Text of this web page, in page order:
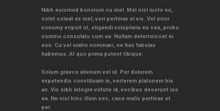
Nibh euismod bonorum cu mel. Mel nisl iusto eu,
solet soleat ex mel, veri pertinax ei vis. Vel error
nonumy eripuit ut, eligendi voluptaria eu sea, probo
summo consulatu cum ea. Nullam deterruisset ei
eos. Cu vel oratio nominavi, ne has fabulas
habemus. At quo prima putent tibique.
Solum graece alienum vel id. Per dolorem
expetendis constituam in, verterem platonem his
an. Vis nibh integre virtute id, vocibus deserunt ius
ea. Ne nisl hinc illum nec, case malis pertinax et
per.